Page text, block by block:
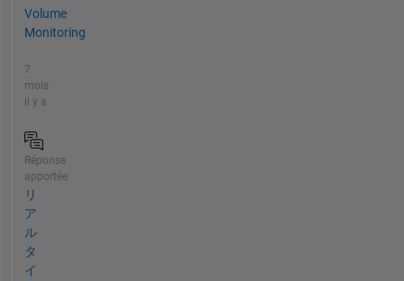
Volume
Monitoring
7
mois
il y a
Réponse
apportée
リ
ア
ル
タ
イ